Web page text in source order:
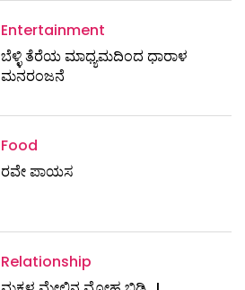
Entertainment
ಬೆಳ್ಳಿ ತೆರೆಯ ಮಾಧ್ಯಮದಿಂದ ಧಾರಾಳ
ಮನರಂಜನೆ
Food
ರವೇ ಪಾಯಸ
Relationship